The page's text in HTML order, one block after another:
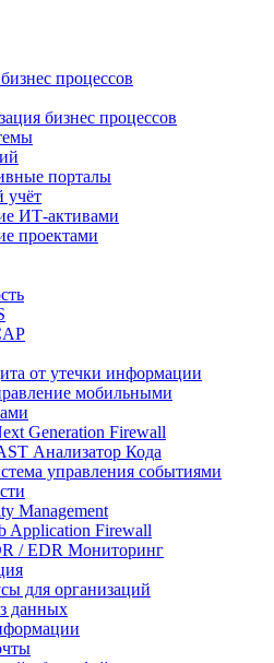
процессов
бизнес процессов
порталы
учёт
ИТ-активами
проектами
от утечки информации
мобильными
Generation Firewall
Анализатор Кода
управления событиями
Management
Application Firewall
/ EDR Мониторинг
для организаций
данных